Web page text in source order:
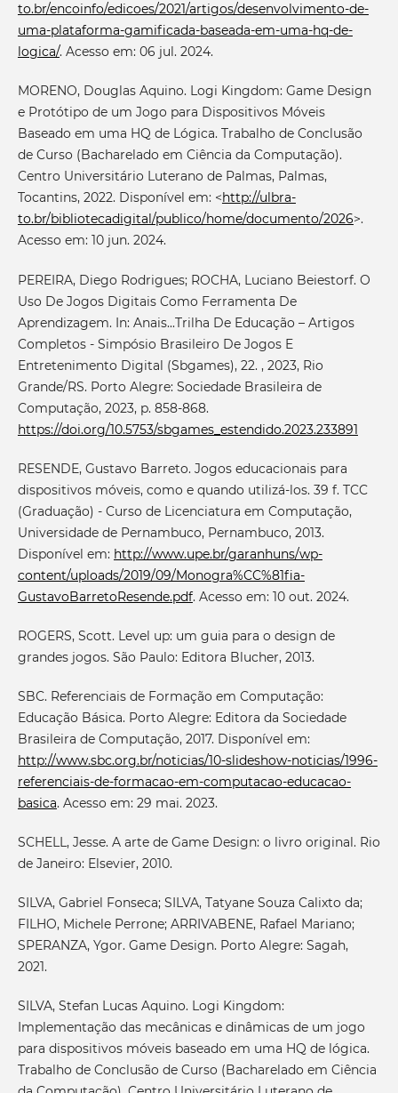
to.br/encoinfo/edicoes/2021/artigos/desenvolvimento-de-
uma-plataforma-gamificada-baseada-em-uma-hq-de-
logica/. Acesso em: 06 jul. 2024.
MORENO, Douglas Aquino. Logi Kingdom: Game Design
e Protótipo de um Jogo para Dispositivos Móveis
Baseado em uma HQ de Lógica. Trabalho de Conclusão
de Curso (Bacharelado em Ciência da Computação).
Centro Universitário Luterano de Palmas, Palmas,
Tocantins, 2022. Disponível em: <http://ulbra-
to.br/bibliotecadigital/publico/home/documento/2026>.
Acesso em: 10 jun. 2024.
PEREIRA, Diego Rodrigues; ROCHA, Luciano Beiestorf. O
Uso De Jogos Digitais Como Ferramenta De
Aprendizagem. In: Anais...Trilha De Educação – Artigos
Completos - Simpósio Brasileiro De Jogos E
Entretenimento Digital (Sbgames), 22. , 2023, Rio
Grande/RS. Porto Alegre: Sociedade Brasileira de
Computação, 2023, p. 858-868.
https://doi.org/10.5753/sbgames_estendido.2023.233891
RESENDE, Gustavo Barreto. Jogos educacionais para
dispositivos móveis, como e quando utilizá-los. 39 f. TCC
(Graduação) - Curso de Licenciatura em Computação,
Universidade de Pernambuco, Pernambuco, 2013.
Disponível em: http://www.upe.br/garanhuns/wp-
content/uploads/2019/09/Monogra%CC%81fia-
GustavoBarretoResende.pdf. Acesso em: 10 out. 2024.
ROGERS, Scott. Level up: um guia para o design de
grandes jogos. São Paulo: Editora Blucher, 2013.
SBC. Referenciais de Formação em Computação:
Educação Básica. Porto Alegre: Editora da Sociedade
Brasileira de Computação, 2017. Disponível em:
http://www.sbc.org.br/noticias/10-slideshow-noticias/1996-
referenciais-de-formacao-em-computacao-educacao-
basica. Acesso em: 29 mai. 2023.
SCHELL, Jesse. A arte de Game Design: o livro original. Rio
de Janeiro: Elsevier, 2010.
SILVA, Gabriel Fonseca; SILVA, Tatyane Souza Calixto da;
FILHO, Michele Perrone; ARRIVABENE, Rafael Mariano;
SPERANZA, Ygor. Game Design. Porto Alegre: Sagah,
2021.
SILVA, Stefan Lucas Aquino. Logi Kingdom:
Implementação das mecânicas e dinâmicas de um jogo
para dispositivos móveis baseado em uma HQ de lógica.
Trabalho de Conclusão de Curso (Bacharelado em Ciência